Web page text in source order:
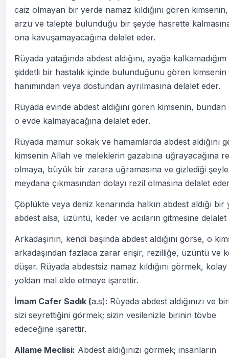
caiz olmayan bir yerde namaz kıldığını gören
arzu ve talepte bulunduğu bir şeyde hasrette
ona kavuşamayacağına delalet eder.
Rüyada yatağında abdest aldığını, ayağa
şiddetli bir hastalık içinde bulunduğunu gören kimsenin
hanımından veya dostundan ayrılmasına delalet eder.
Rüyada evinde abdest aldığını gören kimsenin,
o evde kalmayacağına delalet eder.
Rüyada mamur sokak ve hamamlarda abdest aldığını
kimsenin Allah ve meleklerin gazabına uğrayacağına
olmaya, büyük bir zarara uğramasına ve gizlediği
meydana çıkmasından dolayı rezil olmasına delalet
Çöplükte veya deniz kenarında halkın abdest aldığı bir
abdest alsa, üzüntü, keder ve acıların gitmesine delalet
Arkadaşının, kendi başında abdest aldığını görse, o
arkadaşından fazlaca zarar erişir, rezilliğe, üzüntü ve
düşer. Rüyada abdestsiz namaz kıldığını görmek, kolay
yoldan mal elde etmeye işarettir.
İmam Cafer Sadık (a.s): Rüyada abdest aldığınızı ve
sizi seyrettiğini görmek; sizin vesilenizle birinin tövbe
edeceğine işarettir.
Allame Meclisi: Abdest aldığınızı görmek; insanların